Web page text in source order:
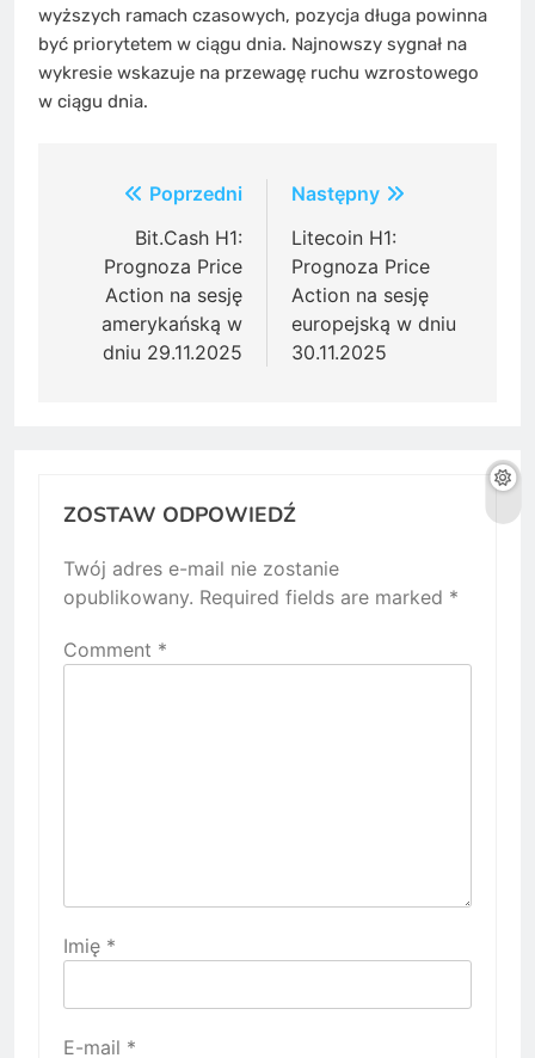
wyższych ramach czasowych, pozycja długa powinna
być priorytetem w ciągu dnia. Najnowszy sygnał na
wykresie wskazuje na przewagę ruchu wzrostowego
w ciągu dnia.
navigation
Poprzedni
Bit.Cash H1:
Prognoza Price
Action na sesję
amerykańską w
dniu 29.11.2025
Następny
Litecoin H1:
Prognoza Price
Action na sesję
europejską w dniu
30.11.2025
ZOSTAW ODPOWIEDŹ
Twój adres e-mail nie zostanie
opublikowany. Required fields are marked *
Comment *
Imię *
E-mail *